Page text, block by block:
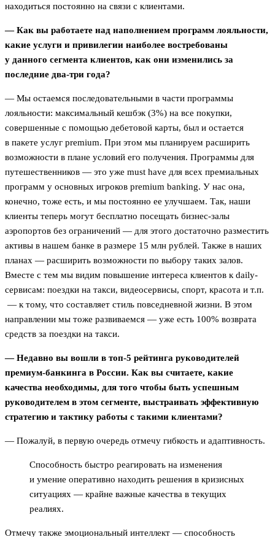
находиться постоянно на связи с клиентами.
— Как вы работаете над наполнением программ лояльности,
какие услуги и привилегии наиболее востребованы
у данного сегмента клиентов, как они изменились за
последние два-три года?
— Мы остаемся последовательными в части программы
лояльности: максимальный кешбэк (3%) на все покупки,
совершенные с помощью дебетовой карты, был и остается
в пакете услуг premium. При этом мы планируем расширить
возможности в плане условий его получения. Программы для
путешественников — это уже must have для всех премиальных
программ у основных игроков premium banking. У нас она,
конечно, тоже есть, и мы постоянно ее улучшаем. Так, наши
клиенты теперь могут бесплатно посещать бизнес-залы
аэропортов без ограничений — для этого достаточно разместить
активы в нашем банке в размере 15 млн рублей. Также в наших
планах — расширить возможности по выбору таких залов.
Вместе с тем мы видим повышение интереса клиентов к daily-
сервисам: поездки на такси, видеосервисы, спорт, красота и т.п.
— к тому, что составляет стиль повседневной жизни. В этом
направлении мы тоже развиваемся — уже есть 100% возврата
средств за поездки на такси.
— Недавно вы вошли в топ-5 рейтинга руководителей
премиум-банкинга в России. Как вы считаете, какие
качества необходимы, для того чтобы быть успешным
руководителем в этом сегменте, выстраивать эффективную
стратегию и тактику работы с такими клиентами?
— Пожалуй, в первую очередь отмечу гибкость и адаптивность.
Способность быстро реагировать на изменения
и умение оперативно находить решения в кризисных
ситуациях — крайне важные качества в текущих
реалиях.
Отмечу также эмоциональный интеллект — способность